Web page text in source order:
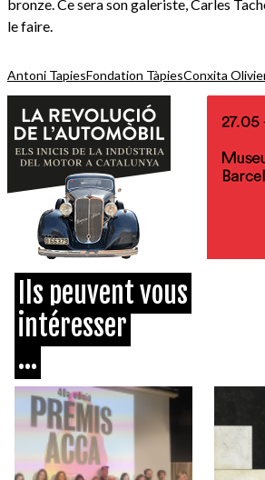
bronze. Ce sera son galeriste, Carles
le faire.
Antoni TapiesFondation TàpiesConxita
Ils peuvent vous
intéresser
...